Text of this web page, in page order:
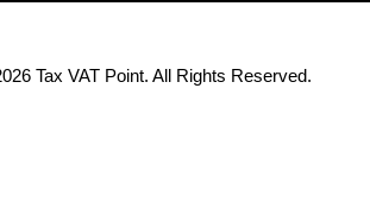
Tax VAT Point. All Rights Reserved.